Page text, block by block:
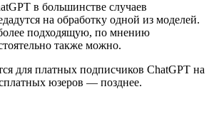
в большинстве случаев
на обработку одной из моделей.
подходящую, по мнению
также можно.
для платных подписчиков ChatGPT на
юзеров — позднее.